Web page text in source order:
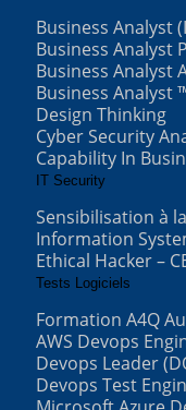
Business Analyst
Business Analyst
Business Analyst
Business Analyst
Design Thinking
Cyber Security
Capability In
IT Security
Sensibilisation à
Information
Ethical Hacker –
Tests Logiciels
Formation A4Q
AWS Devops
Devops Leader
Devops Test